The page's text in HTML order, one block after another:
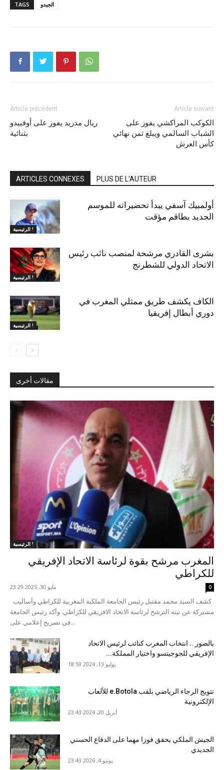
TAGS الجيدو
Article précédent
ريال مدريد يفوز على أوفييدو
بثنائية
Article suivant
الكوكب المراكشي يفوز على
الشباب السالمي ويبلغ ثمن نهائي
كأس العرش
ARTICLES CONNEXES PLUS DE L'AUTEUR
الرئيسية !
أولمبيك آسفي يبدأ تحضيراته للموسم
الجديد بطاقم مؤقت
الرئيسية !
بشرى القادري مرشحة لمنصب نائب رئيس
الاتحاد الدولي للشطرنج
الرئيسية !
الكاف يكشف طريق ممثلي المغرب في
دوري أبطال إفريقيا
مقالات أخرى
الرئيسية !
المغرب مرشح بقوة لرئاسة الاتحاد الإفريقي
للكراطي
مايو 30, 2025 23:29 0
مشتركة عن نيته الترشح لرئاسة الاتحاد الافريقي للكراطي. وأكد رئيس الجامعة
في تصريح إعلامي على...
بالصور .. انتخاب المغرب كنائب لرئيس الاتحاد
الإفريقي للجوجيتسو واختيار المملكة...
يوليو 13, 2024 18:59
تتويج الرجاء الرياضي بلقب e.Botola للألعاب
الإلكترونية
أبريل 20, 2024 23:43
الجيش الملكي يحقق فوزا مهما على الدفاع الحسني
الجديدي
يونيو 4, 2026 23:43